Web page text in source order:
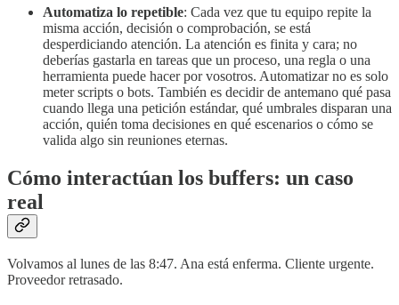
Automatiza lo repetible: Cada vez que tu equipo repite la
misma acción, decisión o comprobación, se está
desperdiciando atención. La atención es finita y cara; no
deberías gastarla en tareas que un proceso, una regla o una
herramienta puede hacer por vosotros. Automatizar no es solo
meter scripts o bots. También es decidir de antemano qué pasa
cuando llega una petición estándar, qué umbrales disparan una
acción, quién toma decisiones en qué escenarios o cómo se
valida algo sin reuniones eternas.
Cómo interactúan los buffers: un caso
real
Volvamos al lunes de las 8:47. Ana está enferma. Cliente urgente.
Proveedor retrasado.